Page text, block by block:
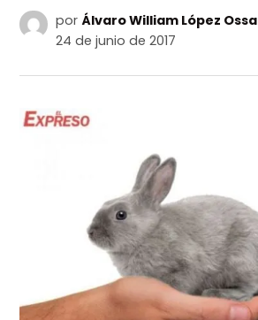
por Álvaro William López Ossa
24 de junio de 2017